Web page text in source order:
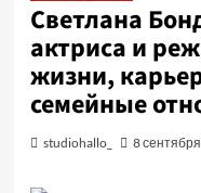
Светлана
актриса и
жизни,
семейные
studiohallo_ 8